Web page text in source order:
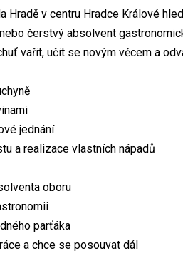
Hradě v centru Hradce Králové
čerstvý absolvent
vařit, učit se novým věcem a
jednání
a realizace vlastních nápadů
oboru
parťáka
a chce se posouvat dál